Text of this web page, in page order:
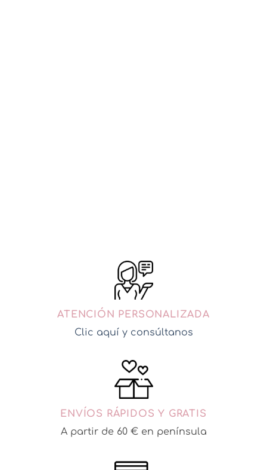
ATENCIÓN PERSONALIZADA
Clic aquí y consúltanos
ENVÍOS RÁPIDOS Y GRATIS
A partir de 60 € en península